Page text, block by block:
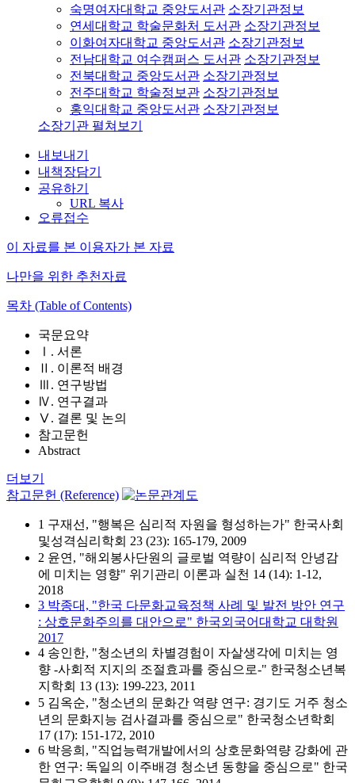
숙명여자대학교 중앙도서관 소장기관정보
연세대학교 학술문화처 도서관 소장기관정보
이화여자대학교 중앙도서관 소장기관정보
전남대학교 여수캠퍼스 도서관 소장기관정보
전북대학교 중앙도서관 소장기관정보
전주대학교 학술정보관 소장기관정보
홍익대학교 중앙도서관 소장기관정보
소장기관 펼쳐보기
내보내기
내책장담기
공유하기
URL 복사
오류접수
이 자료를 본 이용자가 본 자료
나만을 위한 추천자료
목차 (Table of Contents)
국문요약
Ⅰ. 서론
Ⅱ. 이론적 배경
Ⅲ. 연구방법
Ⅳ. 연구결과
Ⅴ. 결론 및 논의
참고문헌
Abstract
더보기
참고문헌 (Reference)
1 구재선, "행복은 심리적 자원을 형성하는가" 한국사회
및성격심리학회 23 (23): 165-179, 2009
2 윤연, "해외봉사단원의 글로벌 역량이 심리적 안녕감
에 미치는 영향" 위기관리 이론과 실천 14 (14): 1-12,
2018
3 박종대, "한국 다문화교육정책 사례 및 발전 방안 연구
: 상호문화주의를 대안으로" 한국외국어대학교 대학원
2017
4 송인한, "청소년의 차별경험이 자살생각에 미치는 영
향 -사회적 지지의 조절효과를 중심으로-" 한국청소년복
지학회 13 (13): 199-223, 2011
5 김옥순, "청소년의 문화간 역량 연구: 경기도 거주 청소
년의 문화지능 검사결과를 중심으로" 한국청소년학회
17 (17): 151-172, 2010
6 박응희, "직업능력개발에서의 상호문화역량 강화에 관
한 연구: 독일의 이주배경 청소년 동향을 중심으로" 한국